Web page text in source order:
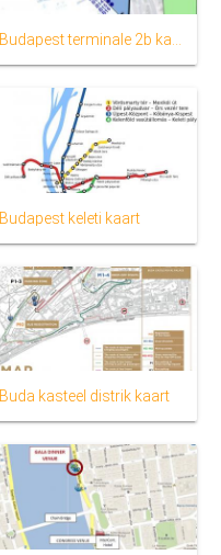
Budapest keleti kaart
Buda kasteel distrik kaart